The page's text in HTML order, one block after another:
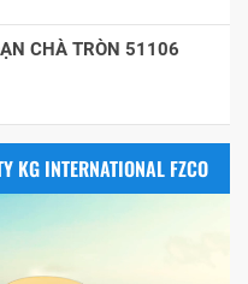
CHÀ TRÒN 51106
KG INTERNATIONAL FZCO